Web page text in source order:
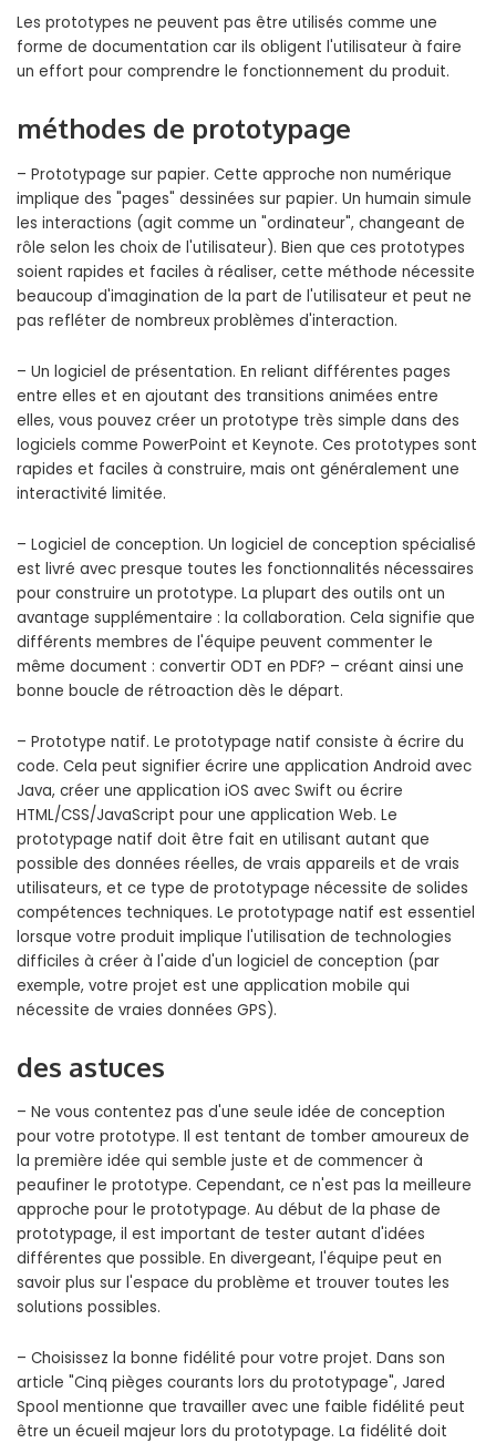
Les prototypes ne peuvent pas être utilisés comme une
forme de documentation car ils obligent l'utilisateur à faire
un effort pour comprendre le fonctionnement du produit.
méthodes de prototypage
– Prototypage sur papier. Cette approche non numérique
implique des "pages" dessinées sur papier. Un humain simule
les interactions (agit comme un "ordinateur", changeant de
rôle selon les choix de l'utilisateur). Bien que ces prototypes
soient rapides et faciles à réaliser, cette méthode nécessite
beaucoup d'imagination de la part de l'utilisateur et peut ne
pas refléter de nombreux problèmes d'interaction.
– Un logiciel de présentation. En reliant différentes pages
entre elles et en ajoutant des transitions animées entre
elles, vous pouvez créer un prototype très simple dans des
logiciels comme PowerPoint et Keynote. Ces prototypes sont
rapides et faciles à construire, mais ont généralement une
interactivité limitée.
– Logiciel de conception. Un logiciel de conception spécialisé
est livré avec presque toutes les fonctionnalités nécessaires
pour construire un prototype. La plupart des outils ont un
avantage supplémentaire : la collaboration. Cela signifie que
différents membres de l'équipe peuvent commenter le
même document : convertir ODT en PDF? – créant ainsi une
bonne boucle de rétroaction dès le départ.
– Prototype natif. Le prototypage natif consiste à écrire du
code. Cela peut signifier écrire une application Android avec
Java, créer une application iOS avec Swift ou écrire
HTML/CSS/JavaScript pour une application Web. Le
prototypage natif doit être fait en utilisant autant que
possible des données réelles, de vrais appareils et de vrais
utilisateurs, et ce type de prototypage nécessite de solides
compétences techniques. Le prototypage natif est essentiel
lorsque votre produit implique l'utilisation de technologies
difficiles à créer à l'aide d'un logiciel de conception (par
exemple, votre projet est une application mobile qui
nécessite de vraies données GPS).
des astuces
– Ne vous contentez pas d'une seule idée de conception
pour votre prototype. Il est tentant de tomber amoureux de
la première idée qui semble juste et de commencer à
peaufiner le prototype. Cependant, ce n'est pas la meilleure
approche pour le prototypage. Au début de la phase de
prototypage, il est important de tester autant d'idées
différentes que possible. En divergeant, l'équipe peut en
savoir plus sur l'espace du problème et trouver toutes les
solutions possibles.
– Choisissez la bonne fidélité pour votre projet. Dans son
article "Cinq pièges courants lors du prototypage", Jared
Spool mentionne que travailler avec une faible fidélité peut
être un écueil majeur lors du prototypage. La fidélité doit